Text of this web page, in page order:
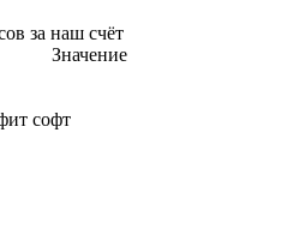
за наш счёт
Значение
софт